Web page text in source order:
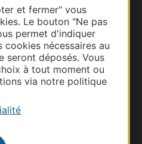
et fermer" vous
Le bouton "Ne pas
permet d'indiquer
nécessaires au
seront déposés. Vous
à tout moment ou
via notre politique